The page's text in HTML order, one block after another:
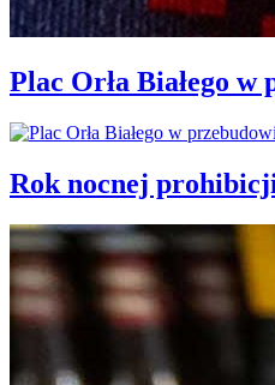
Plac Orła Białego
Rok nocnej